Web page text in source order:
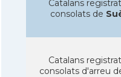
Catalans
consolats de
Catalans
consolats d'arreu